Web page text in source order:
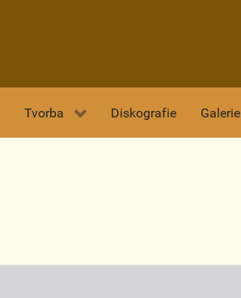
Tvorba Diskografie Galerie